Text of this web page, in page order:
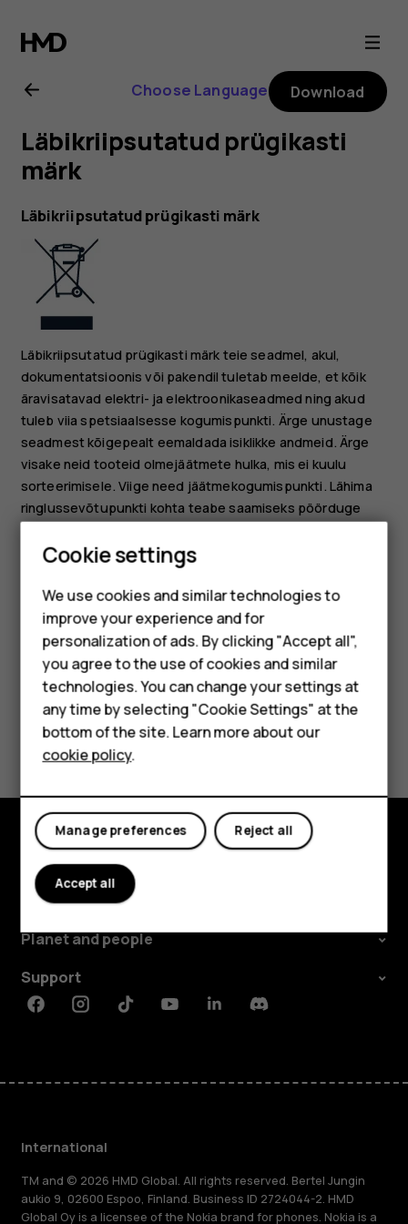
Nokia
105
4G
(2023)
user
guide
Smartphones
Feature phones
Phones for kids
Accessories
HMD Terra M
For business
Tablets
Choose Language Download
Läbikriipsutatud prügikasti
märk
Läbikriipsutatud prügikasti märk
Läbikriipsutatud prügikasti märk teie seadmel, akul,
dokumentatsioonis või pakendil tuletab meelde, et kõik
äravisatavad elektri- ja elektroonikaseadmed ning akud
tuleb viia spetsiaalsesse kogumispunkti. Ärge unustage
seadmest kõigepealt eemaldada isiklikke andmeid. Ärge
visake neid tooteid olmejäätmete hulka, mis ei kuulu
sorteerimisele. Viige need jäätmekogumispunkti. Lähima
ringlussevõtupunkti kohta teabe saamiseks pöörduge
tagasivõtuprogrammi ja selle kättesaadavuse kohta teie
www.hmd.com/phones/support/topics/recycle.
Did you find this helpful?
Explore
About
Planet and people
Support
FacebookInstagramTiktokYoutubeLinkedinDiscord
International
TM and © 2026 HMD Global. All rights reserved. Bertel Jungin
aukio 9, 02600 Espoo, Finland. Business ID 2724044-2. HMD
Global Oy is a licensee of the Nokia brand for phones. Nokia is a
Cookie settings
We use cookies and similar technologies to
improve your experience and for
personalization of ads. By clicking "Accept all",
you agree to the use of cookies and similar
technologies. You can change your settings at
any time by selecting "Cookie Settings" at the
bottom of the site. Learn more about our
cookie policy.
Reject all
Manage preferences
Accept all